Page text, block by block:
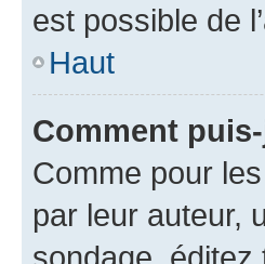
est possible de
Haut
Comment
Comme pour
par leur auteur,
sondage,